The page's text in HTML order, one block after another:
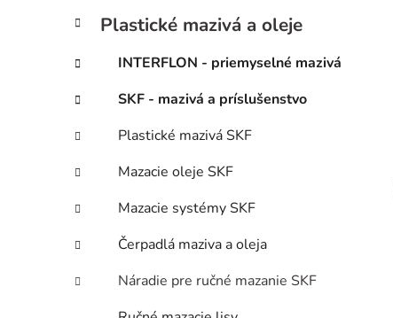
B
č
ý
p
n
e
l
Preskočiť
kategórie
K
a
e
g
ó
r
e
Plastické mazivá a oleje
INTERFLON - priemyselné mazivá
SKF - mazivá a príslušenstvo
Plastické mazivá SKF
Mazacie oleje SKF
Mazacie systémy SKF
Čerpadlá maziva a oleja
Náradie pre ručné mazanie SKF